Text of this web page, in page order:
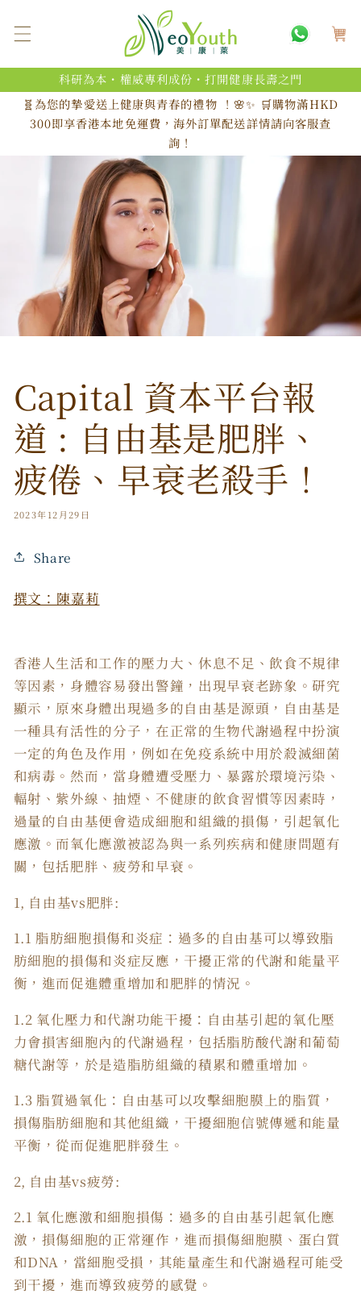
容
物
科研為本・權威專利成份・打開健康長壽之門
🧬為您的摯愛送上健康與青春的禮物 ！🌸✨ 🛒購物滿HKD
300即享香港本地免運費，海外訂單配送詳情請向客服查
詢！
Capital 資本平台報
道 : 自由基是肥胖、
疲倦、早衰老殺手！
2023年12月29日
Share
撰文： 陳嘉莉
香港人生活和工作的壓力大、休息不足、飲食不規律
等因素，身體容易發出警鐘，出現早衰老跡象。研究
顯示，原來身體出現過多的自由基是源頭，自由基是
一種具有活性的分子，在正常的生物代謝過程中扮演
一定的角色及作用，例如在免疫系統中用於殺滅細菌
和病毒。然而，當身體遭受壓力、暴露於環境污染、
輻射、紫外線、抽煙、不健康的飲食習慣等因素時，
過量的自由基便會造成細胞和組織的損傷，引起氧化
應激。而氧化應激被認為與一系列疾病和健康問題有
關，包括肥胖、疲勞和早衰。
1, 自由基vs肥胖:
1.1 脂肪細胞損傷和炎症：過多的自由基可以導致脂
肪細胞的損傷和炎症反應，干擾正常的代謝和能量平
衡，進而促進體重增加和肥胖的情況。
1.2 氧化壓力和代謝功能干擾：自由基引起的氧化壓
力會損害細胞內的代謝過程，包括脂肪酸代謝和葡萄
糖代謝等，於是造脂肪組織的積累和體重增加。
1.3 脂質過氧化：自由基可以攻擊細胞膜上的脂質，
損傷脂肪細胞和其他組織，干擾細胞信號傳遞和能量
平衡，從而促進肥胖發生。
2, 自由基vs疲勞:
2.1 氧化應激和細胞損傷：過多的自由基引起氧化應
激，損傷細胞的正常運作，進而損傷細胞膜、蛋白質
和DNA，當細胞受損，其能量產生和代謝過程可能受
到干擾，進而導致疲勞的感覺。